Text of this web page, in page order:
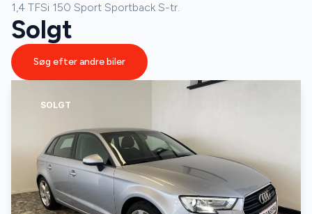
SOLGT
1,4 TFSi 150 Sport Sportback S-tr.
Solgt
Søg efter andre biler